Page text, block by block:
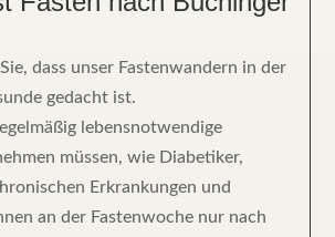
dass unser Fastenwandern in der
gedacht ist.
lebensnotwendige
müssen, wie Diabetiker,
Erkrankungen und
an der Fastenwoche nur nach